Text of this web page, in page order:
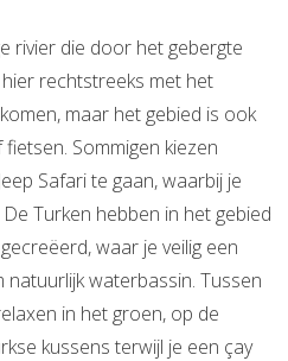
rivier die door het gebergte
rechtstreeks met het
maar het gebied is ook
Sommigen kiezen
Safari te gaan, waarbij je
Turken hebben in het gebied
waar je veilig een
natuurlijk waterbassin. Tussen
in het groen, op de
kussens terwijl je een çay